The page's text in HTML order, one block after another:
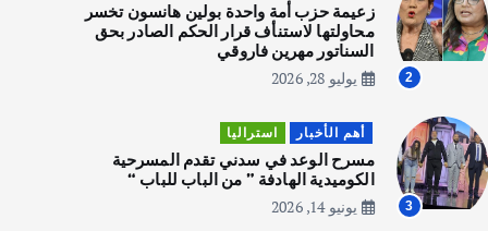
4
أهم الأخبار استراليا
مكتب الإحصاءات الأسترالي (ABS)
من الشهر المقبل
أهم الأخبار ثقافة وفنون
انطلاق ورشة التمثيل في مدينة كلباء الاماراتية
2
زعيمة حزب أمة واحدة بولين هانسون تخسر
محاولتها لاستنأف قرار الحكم الصادر بحق
السناتور مهرين فاروقي
يوليو 28, 2026
3
أهم الأخبار استراليا
مسرح الوعد في سدني تقدم المسرحية
الكوميدية الهادفة ” من الباب للباب “
يونيو 14, 2026